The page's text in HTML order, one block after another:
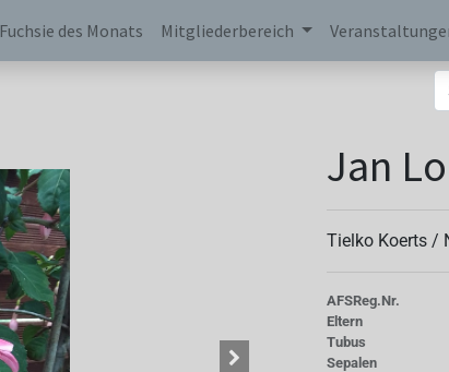
Fuchsie des Monats Mitgliederbereich
Jan
Tielko Koerts /
AFSReg.Nr.
Eltern
Tubus
Sepalen